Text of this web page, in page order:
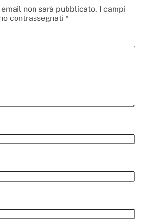
non sarà pubblicato. I campi
contrassegnati *